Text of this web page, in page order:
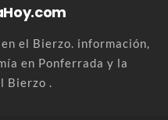
el Bierzo. información,
en Ponferrada y la
Bierzo .